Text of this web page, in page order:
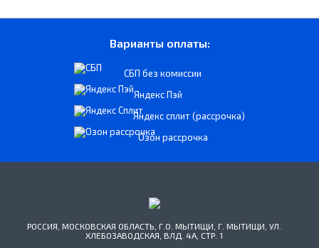
Варианты оплаты:
СБП без комиссии
Яндекс Пэй
Яндекс сплит (рассрочка)
Озон рассрочка
РОССИЯ, МОСКОВСКАЯ ОБЛАСТЬ, Г.О. МЫТИЩИ, Г. МЫТИЩИ, УЛ.
ХЛЕБОЗАВОДСКАЯ, ВЛД. 4А, СТР. 1